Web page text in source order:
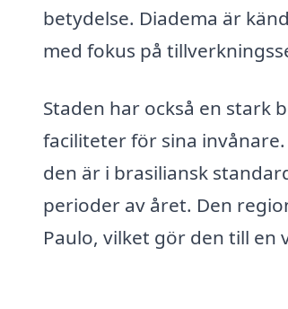
betydelse. Diadema är
med fokus på
Staden har också en stark
faciliteter för sina
den är i brasiliansk
perioder av året. Den
Paulo, vilket gör den till en